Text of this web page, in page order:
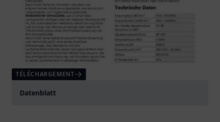
TÉLÉCHARGEMENT
Datenblatt